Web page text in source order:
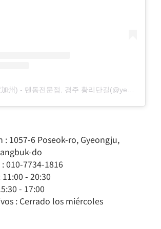
: 1057-6 Poseok-ro, Gyeongju,
do
010-7734-1816
- 20:30
- 17:00
: Cerrado los miércoles